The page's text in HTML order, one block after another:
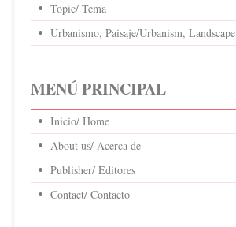
Topic/ Tema
Urbanismo, Paisaje/Urbanism, Landscape
MENÚ PRINCIPAL
Inicio/ Home
About us/ Acerca de
Publisher/ Editores
Contact/ Contacto